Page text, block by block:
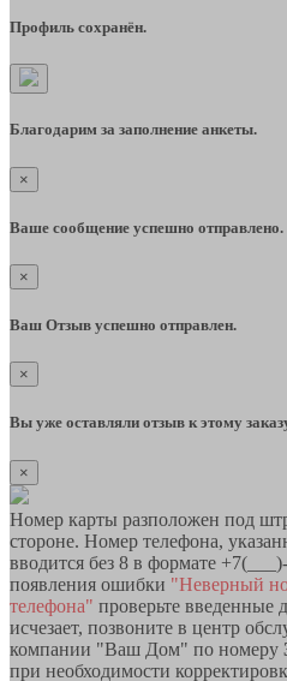
Профиль сохранён.
Благодарим за заполнение анкеты.
×
Ваше сообщение успешно отправлено.
×
Ваш Отзыв успешно отправлен.
×
Вы уже оставляли отзыв к этому
×
Номер карты разположен под
стороне. Номер телефона,
вводится без 8 в формате
появления ошибки "Неверный
телефона" проверьте введенные
исчезает, позвоните в центр
компании "Ваш Дом" по номеру
при необходимости